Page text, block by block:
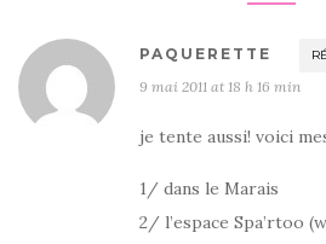
PAQUERETTE
9 mai 2011 at 18 h 16 min
je tente aussi! voici
1/ dans le Marais
2/ l’espace Spa’rtoo